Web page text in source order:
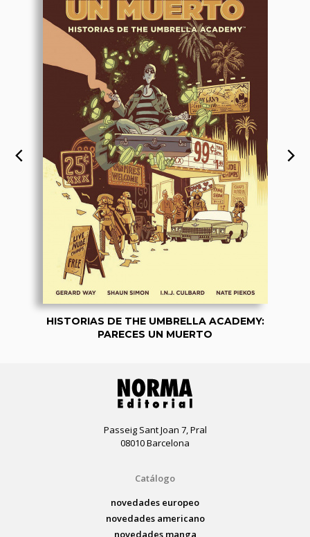
HISTORIAS DE THE UMBRELLA ACADEMY:
PARECES UN MUERTO
Passeig Sant Joan 7, Pral
08010 Barcelona
Catálogo
novedades europeo
novedades americano
novedades manga